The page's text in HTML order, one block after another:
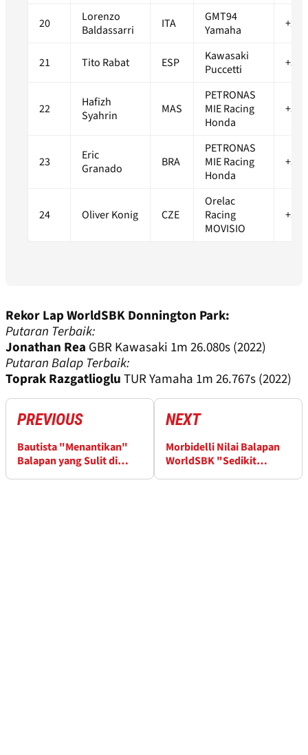
20
Lorenzo
Baldassarri
ITA
GMT94
Yamaha
21 Tito Rabat ESP
Kawasaki
Puccetti
22
Hafizh
Syahrin
MAS
PETRONAS
MIE Racing
Honda
23
Eric
Granado
BRA
PETRONAS
MIE Racing
Honda
24 Oliver Konig CZE
Orelac
Racing
MOVISIO
Rekor Lap WorldSBK Donnington Park:
Putaran Terbaik:
Jonathan Rea GBR Kawasaki 1m 26.080s (2022)
Putaran Balap Terbaik:
Toprak RazgatliogluTUR Yamaha 1m 26.767s (2022)
PREVIOUS
Bautista "Menantikan"
Balapan yang Sulit di
NEXT
Morbidelli Nilai Balapan
WorldSBK "Sedikit